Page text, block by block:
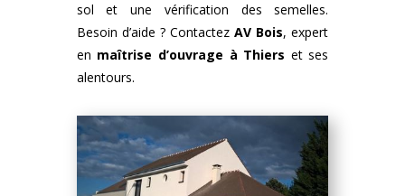
sol et une vérification des semelles.
Besoin d’aide ? ContactezAV Bois, expert
en maîtrise d’ouvrage à Thiers et ses
alentours.